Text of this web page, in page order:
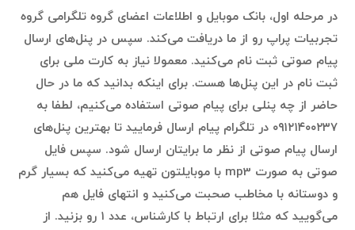
در مرحله اول، بانک موبایل و اطلاعات اعضای گروه تلگرامی گروه
تجربیات پراپ رو از ما دریافت می‌کند. سپس در پنل‌های ارسال
پیام صوتی ثبت نام می‌کنید. معمولا نیاز به کارت ملی برای
ثبت نام در این پنل‌ها هست. برای اینکه بدانید که ما در حال
حاضر از چه پنلی برای پیام صوتی استفاده می‌کنیم، لطفا به
۰۹۱۲۱۴۰۰۲۳۷ در تلگرام پیام ارسال فرمایید تا بهترین پنل‌های
ارسال پیام صوتی از نظر ما برایتان ارسال شود. سپس فایل
صوتی به صورت mp3 با موبایلتون تهیه می‌کنید که بسیار گرم
و دوستانه با مخاطب صحبت می‌کنید و انتهای فایل هم
می‌گویید که مثلا برای ارتباط با کارشناس، عدد ۱ رو بزنید. از